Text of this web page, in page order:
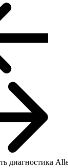
диагностика